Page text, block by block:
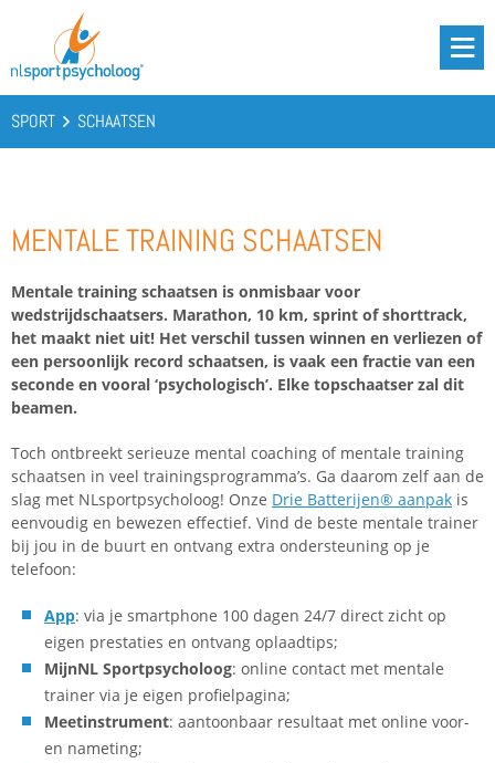
KENNIS
CONTACT
BOOST YOUR BATTERIES!
SPORT SCHAATSEN
MENTALE TRAINING SCHAATSEN
Mentale training schaatsen is onmisbaar voor
wedstrijdschaatsers. Marathon, 10 km, sprint of shorttrack,
het maakt niet uit! Het verschil tussen winnen en verliezen of
een persoonlijk record schaatsen, is vaak een fractie van een
seconde en vooral ‘psychologisch’. Elke topschaatser zal dit
beamen.
Toch ontbreekt serieuze mental coaching of mentale training
schaatsen in veel trainingsprogramma’s. Ga daarom zelf aan de
slag met NLsportpsycholoog! Onze Drie Batterijen® aanpak is
eenvoudig en bewezen effectief. Vind de beste mentale trainer
bij jou in de buurt en ontvang extra ondersteuning op je
telefoon:
App: via je smartphone 100 dagen 24/7 direct zicht op
eigen prestaties en ontvang oplaadtips;
MijnNL Sportpsycholoog: online contact met mentale
trainer via je eigen profielpagina;
Meetinstrument: aantoonbaar resultaat met online voor-
en nameting;